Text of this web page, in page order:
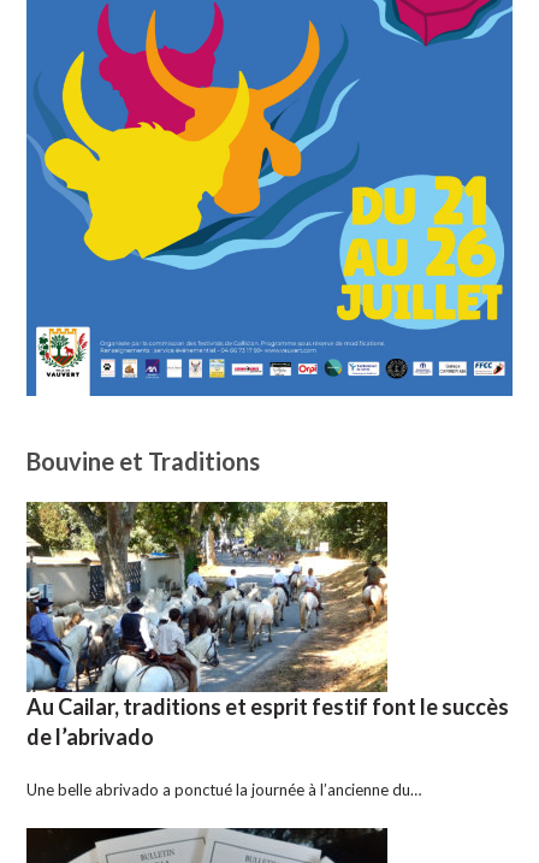
Bouvine et Traditions
Au Cailar, traditions et esprit festif font le succès
de l’abrivado
Une belle abrivado a ponctué la journée à l’ancienne du…